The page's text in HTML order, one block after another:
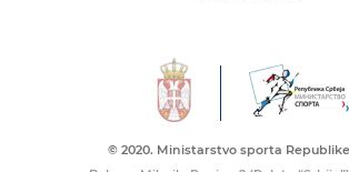
© 2020. Ministarstvo sporta